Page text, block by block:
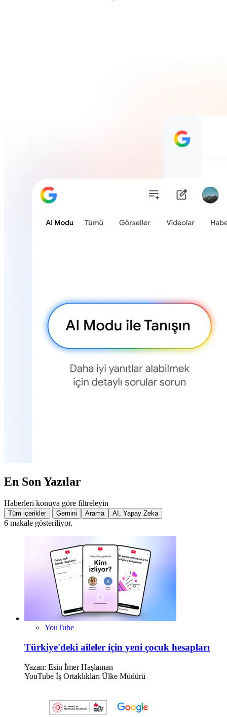
En Son Yazılar
Haberleri konuya göre filtreleyin
Tüm içerikler Gemini Arama AI, Yapay Zeka
6 makale gösteriliyor.
YouTube
Türkiye'deki aileler için yeni çocuk hesapları
Yazan: Esin İmer Haşlaman
YouTube İş Ortaklıkları Ülke Müdürü